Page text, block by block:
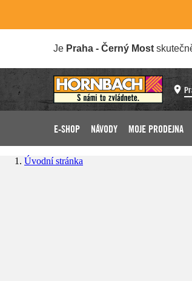
Je Praha - Černý Most
E-SHOP NÁVODY MOJE PRODEJNA
Úvodní stránka